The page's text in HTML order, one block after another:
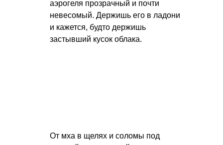
аэрогеля прозрачный и почти
невесомый. Держишь его в ладони
и кажется, будто держишь
застывший кусок облака.
От мха в щелях и соломы под